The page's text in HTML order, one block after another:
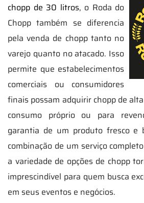
chopp de 30 litros, o Roda do
Chopp também se diferencia
pela venda de chopp tanto no
varejo quanto no atacado. Isso
permite que estabelecimentos
comerciais ou consumidores
finais possam adquirir chopp de
consumo próprio ou para
garantia de um produto fresco e
combinação de um serviço
a variedade de opções de chopp
imprescindível para quem busca
em seus eventos e negócios.